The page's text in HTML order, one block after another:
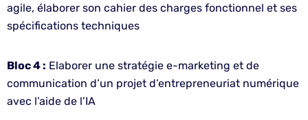
agile, élaborer son cahier des charges fonctionnel et ses
spécifications techniques
Bloc 4 : Elaborer une stratégie e-marketing et de
communication d’un projet d’entrepreneuriat numérique
avec l’aide de l’IA